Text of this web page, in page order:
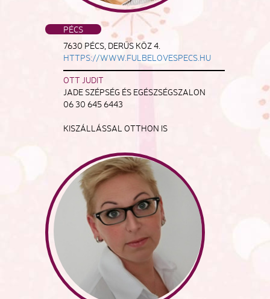
PÉCS
7630 PÉCS, DERŰS KÖZ 4.
HTTPS://WWW.FULBELOVESPECS.HU
OTT JUDIT
JADE SZÉPSÉG ÉS EGÉSZSÉGSZALON
06 30 645 6443
KISZÁLLÁSSAL OTTHON IS